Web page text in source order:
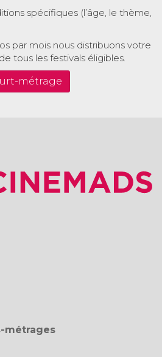
spécifiques (l’âge, le thème,
par mois nous distribuons votre
tous les festivals éligibles.
métrage
métrages